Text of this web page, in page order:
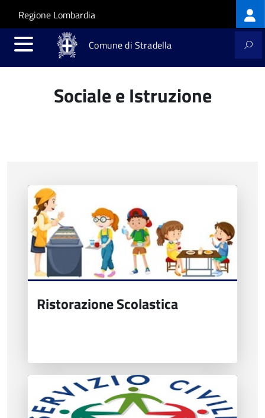
Salta al contenuto principale
Skip to site navigation
Regione Lombardia
Comune di Stradella
Sociale e Istruzione
Ristorazione Scolastica